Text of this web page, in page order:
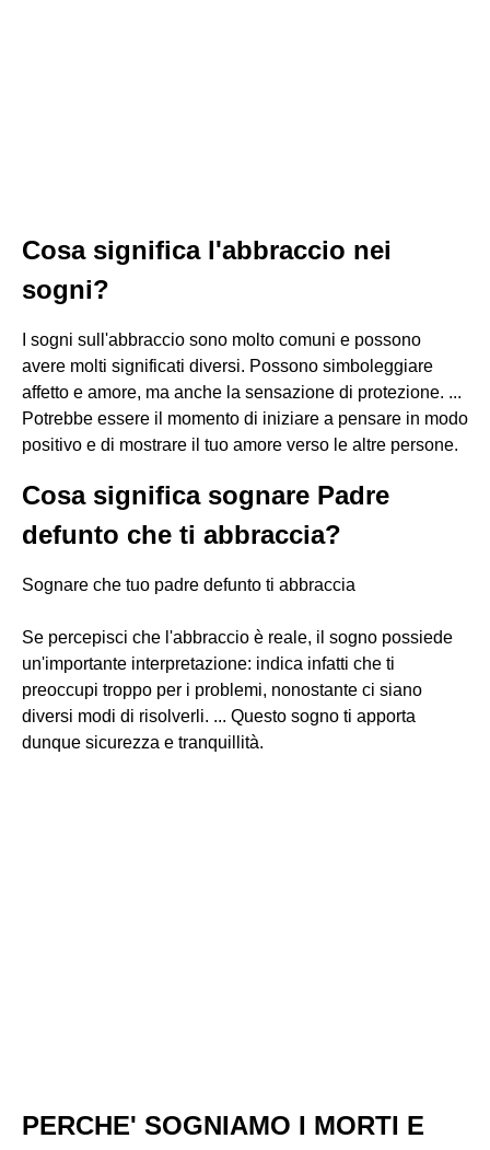
Cosa significa l'abbraccio nei
sogni?
I sogni sull'abbraccio sono molto comuni e possono
avere molti significati diversi. Possono simboleggiare
affetto e amore, ma anche la sensazione di protezione. ...
Potrebbe essere il momento di iniziare a pensare in modo
positivo e di mostrare il tuo amore verso le altre persone.
Cosa significa sognare Padre
defunto che ti abbraccia?
Sognare che tuo padre defunto ti abbraccia
Se percepisci che l'abbraccio è reale, il sogno possiede
un'importante interpretazione: indica infatti che ti
preoccupi troppo per i problemi, nonostante ci siano
diversi modi di risolverli. ... Questo sogno ti apporta
dunque sicurezza e tranquillità.
PERCHE' SOGNIAMO I MORTI E